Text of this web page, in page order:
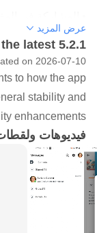
الواجبات
• تلقي إشعارات
• التواصل مع
• الاطلاع على
عرض المزيد
latest 5.2.1
on 2026-07-10
to how the app
stability and
enhancements.
فيديوهات